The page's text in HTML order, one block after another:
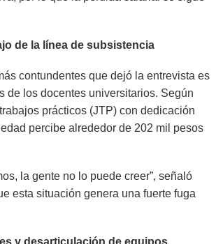
de la línea de subsistencia
contundentes que dejó la entrevista es
de los docentes universitarios. Según
prácticos (JTP) con dedicación
percibe alrededor de 202 mil pesos
la gente no lo puede creer”, señaló
esta situación genera una fuerte fuga